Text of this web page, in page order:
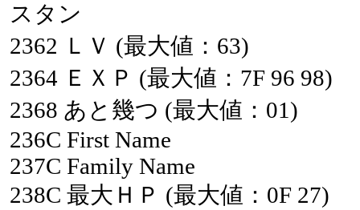
スタン
2362 ＬＶ (最大値：63)
2364 ＥＸＰ (最大値：7F 96 98)
2368 あと幾つ (最大値：01)
236C First Name
237C Family Name
238C 最大ＨＰ (最大値：0F 27)